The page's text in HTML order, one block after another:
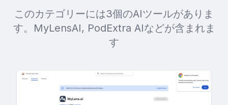
このカテゴリーには3個のAIツールがありま
す。MyLensAI, PodExtra AIなどが含まれま
す